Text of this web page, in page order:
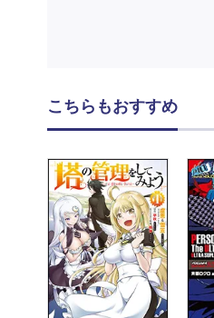
こちらもおすすめ